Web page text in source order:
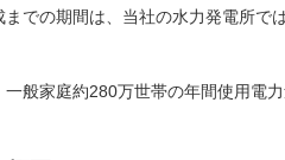
での期間は、当社の水力発電所
般家庭約280万世帯の年間使用電力